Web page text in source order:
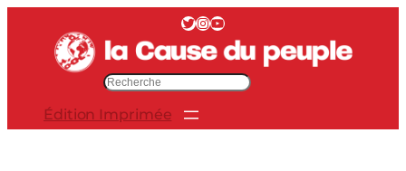
contenu
Twitter InstagramYouTube
Édition Imprimée